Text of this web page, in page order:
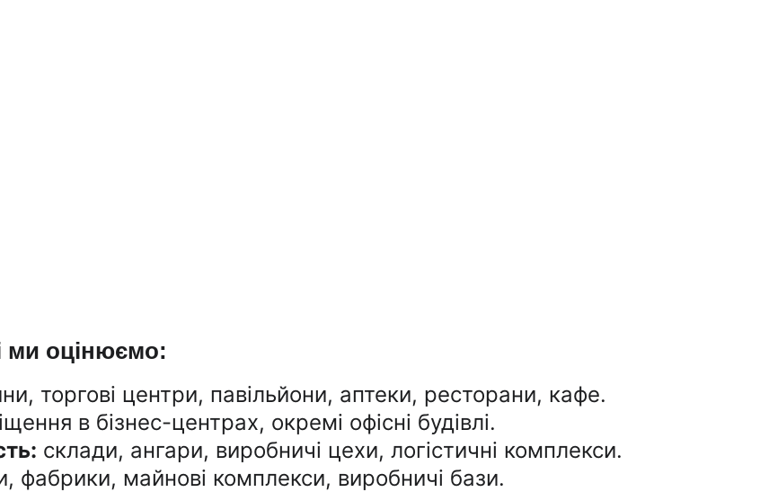
ми оцінюємо:
торгові центри, павільйони, аптеки, ресторани, кафе.
в бізнес-центрах, окремі офісні будівлі.
склади, ангари, виробничі цехи, логістичні комплекси.
фабрики, майнові комплекси, виробничі бази.